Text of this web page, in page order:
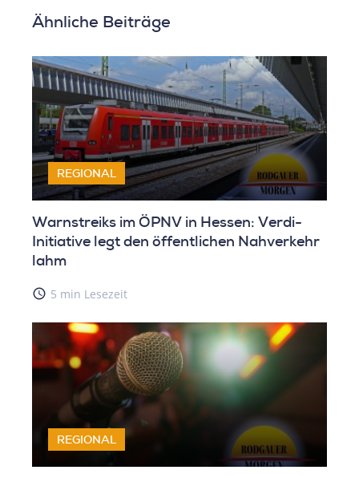
Ähnliche Beiträge
REGIONAL
Warnstreiks im ÖPNV in Hessen: Verdi-
Initiative legt den öffentlichen Nahverkehr
lahm
access_time 5 min Lesezeit
REGIONAL